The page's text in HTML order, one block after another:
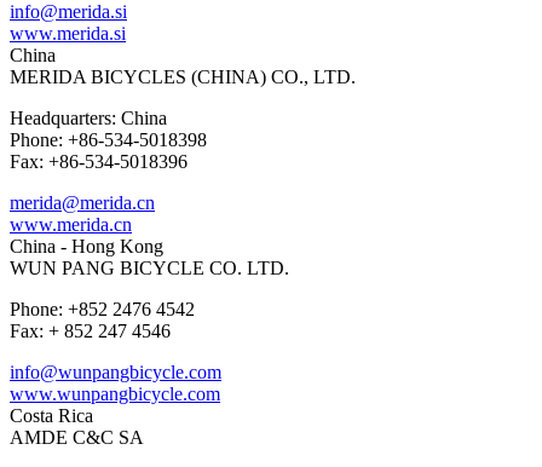
info@merida.si
www.merida.si
China
MERIDA BICYCLES (CHINA) CO., LTD.
Headquarters: China
Phone: +86-534-5018398
Fax: +86-534-5018396
merida@merida.cn
www.merida.cn
China - Hong Kong
WUN PANG BICYCLE CO. LTD.
Phone: +852 2476 4542
Fax: + 852 247 4546
info@wunpangbicycle.com
www.wunpangbicycle.com
Costa Rica
AMDE C&C SA